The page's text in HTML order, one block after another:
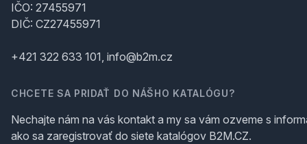
IČO: 27455971
DIČ: CZ27455971
+421 322 633 101, info@b2m.cz
CHCETE SA PRIDAŤ DO NÁŠHO KATALÓGU?
Nechajte nám na vás kontakt a my sa vám ozveme s
ako sa zaregistrovať do siete katalógov B2M.CZ.